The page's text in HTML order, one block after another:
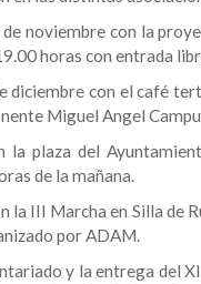
noviembre con la
horas con entrada
diciembre con el café
Miguel Angel
la plaza del
de la mañana.
III Marcha en Silla de
por ADAM.
y la entrega del